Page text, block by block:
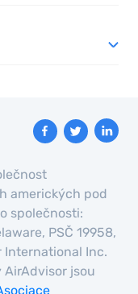
amerických pod
společnosti:
PSČ 19958,
International Inc.
AirAdvisor jsou